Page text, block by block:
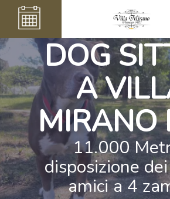
DOG
A
MIRANO
11.000
disposizione
amici a 4